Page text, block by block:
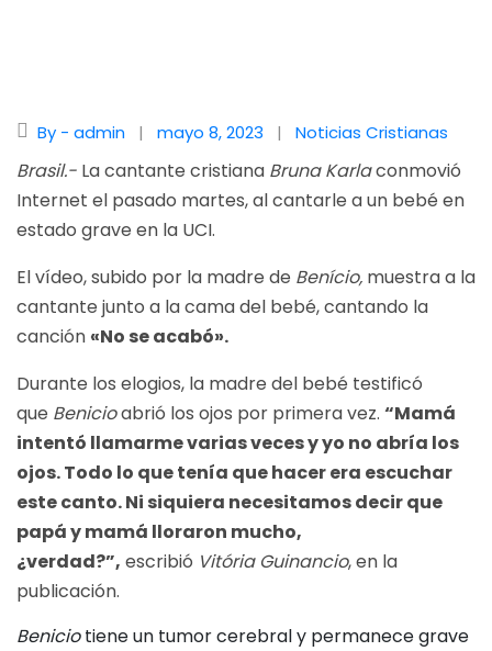
By - admin mayo 8, 2023 Noticias Cristianas
Brasil.- La cantante cristiana Bruna Karlaconmovió
Internet el pasado martes, al cantarle a un bebé en
estado grave en la UCI.
El vídeo, subido por la madre de Benício, muestra a la
cantante junto a la cama del bebé, cantando la
canción «No se acabó».
Durante los elogios, la madre del bebé testificó
que Benicioabrió los ojos por primera vez. “Mamá
intentó llamarme varias veces y yo no abría los
ojos. Todo lo que tenía que hacer era escuchar
este canto. Ni siquiera necesitamos decir que
papá y mamá lloraron mucho,
¿verdad?”, escribió Vitória Guinancio, en la
publicación.
Beniciotiene un tumor cerebral y permanece grave